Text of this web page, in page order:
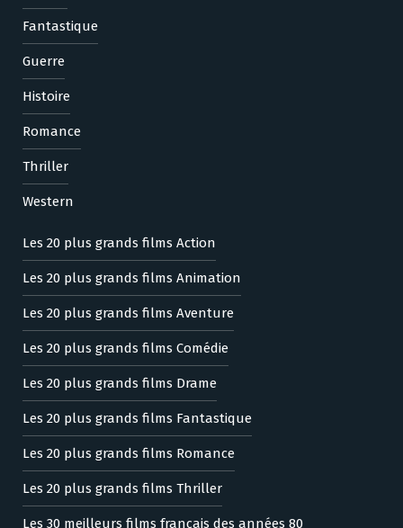
Fantastique
Guerre
Histoire
Romance
Thriller
Western
Les 20 plus grands films Action
Les 20 plus grands films Animation
Les 20 plus grands films Aventure
Les 20 plus grands films Comédie
Les 20 plus grands films Drame
Les 20 plus grands films Fantastique
Les 20 plus grands films Romance
Les 20 plus grands films Thriller
Les 30 meilleurs films français des années 80